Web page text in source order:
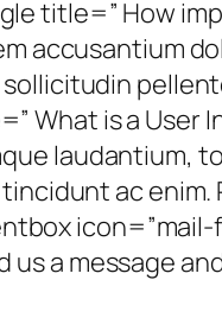
title=” How
accusantium
is a User
laudantium,
ac
icon=”mail-
a message